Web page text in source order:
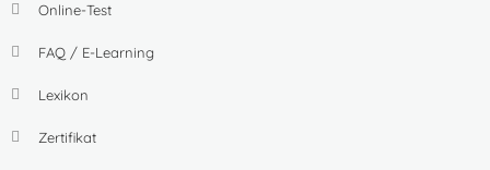
Online-Test
FAQ / E-Learning
Lexikon
Zertifikat